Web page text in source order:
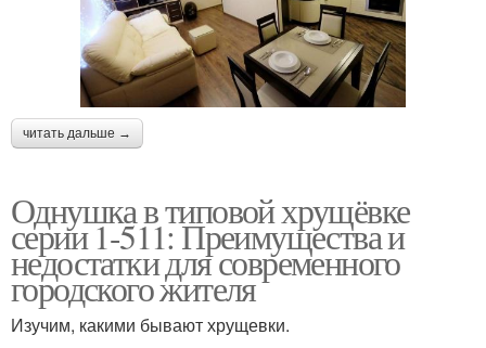
читать дальше →
Однушка в типовой хрущёвке
серии 1-511: Преимущества и
недостатки для современного
городского жителя
Изучим, какими бывают хрущевки.